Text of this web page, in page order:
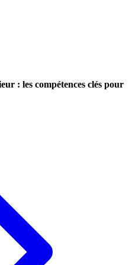
: les compétences clés pour